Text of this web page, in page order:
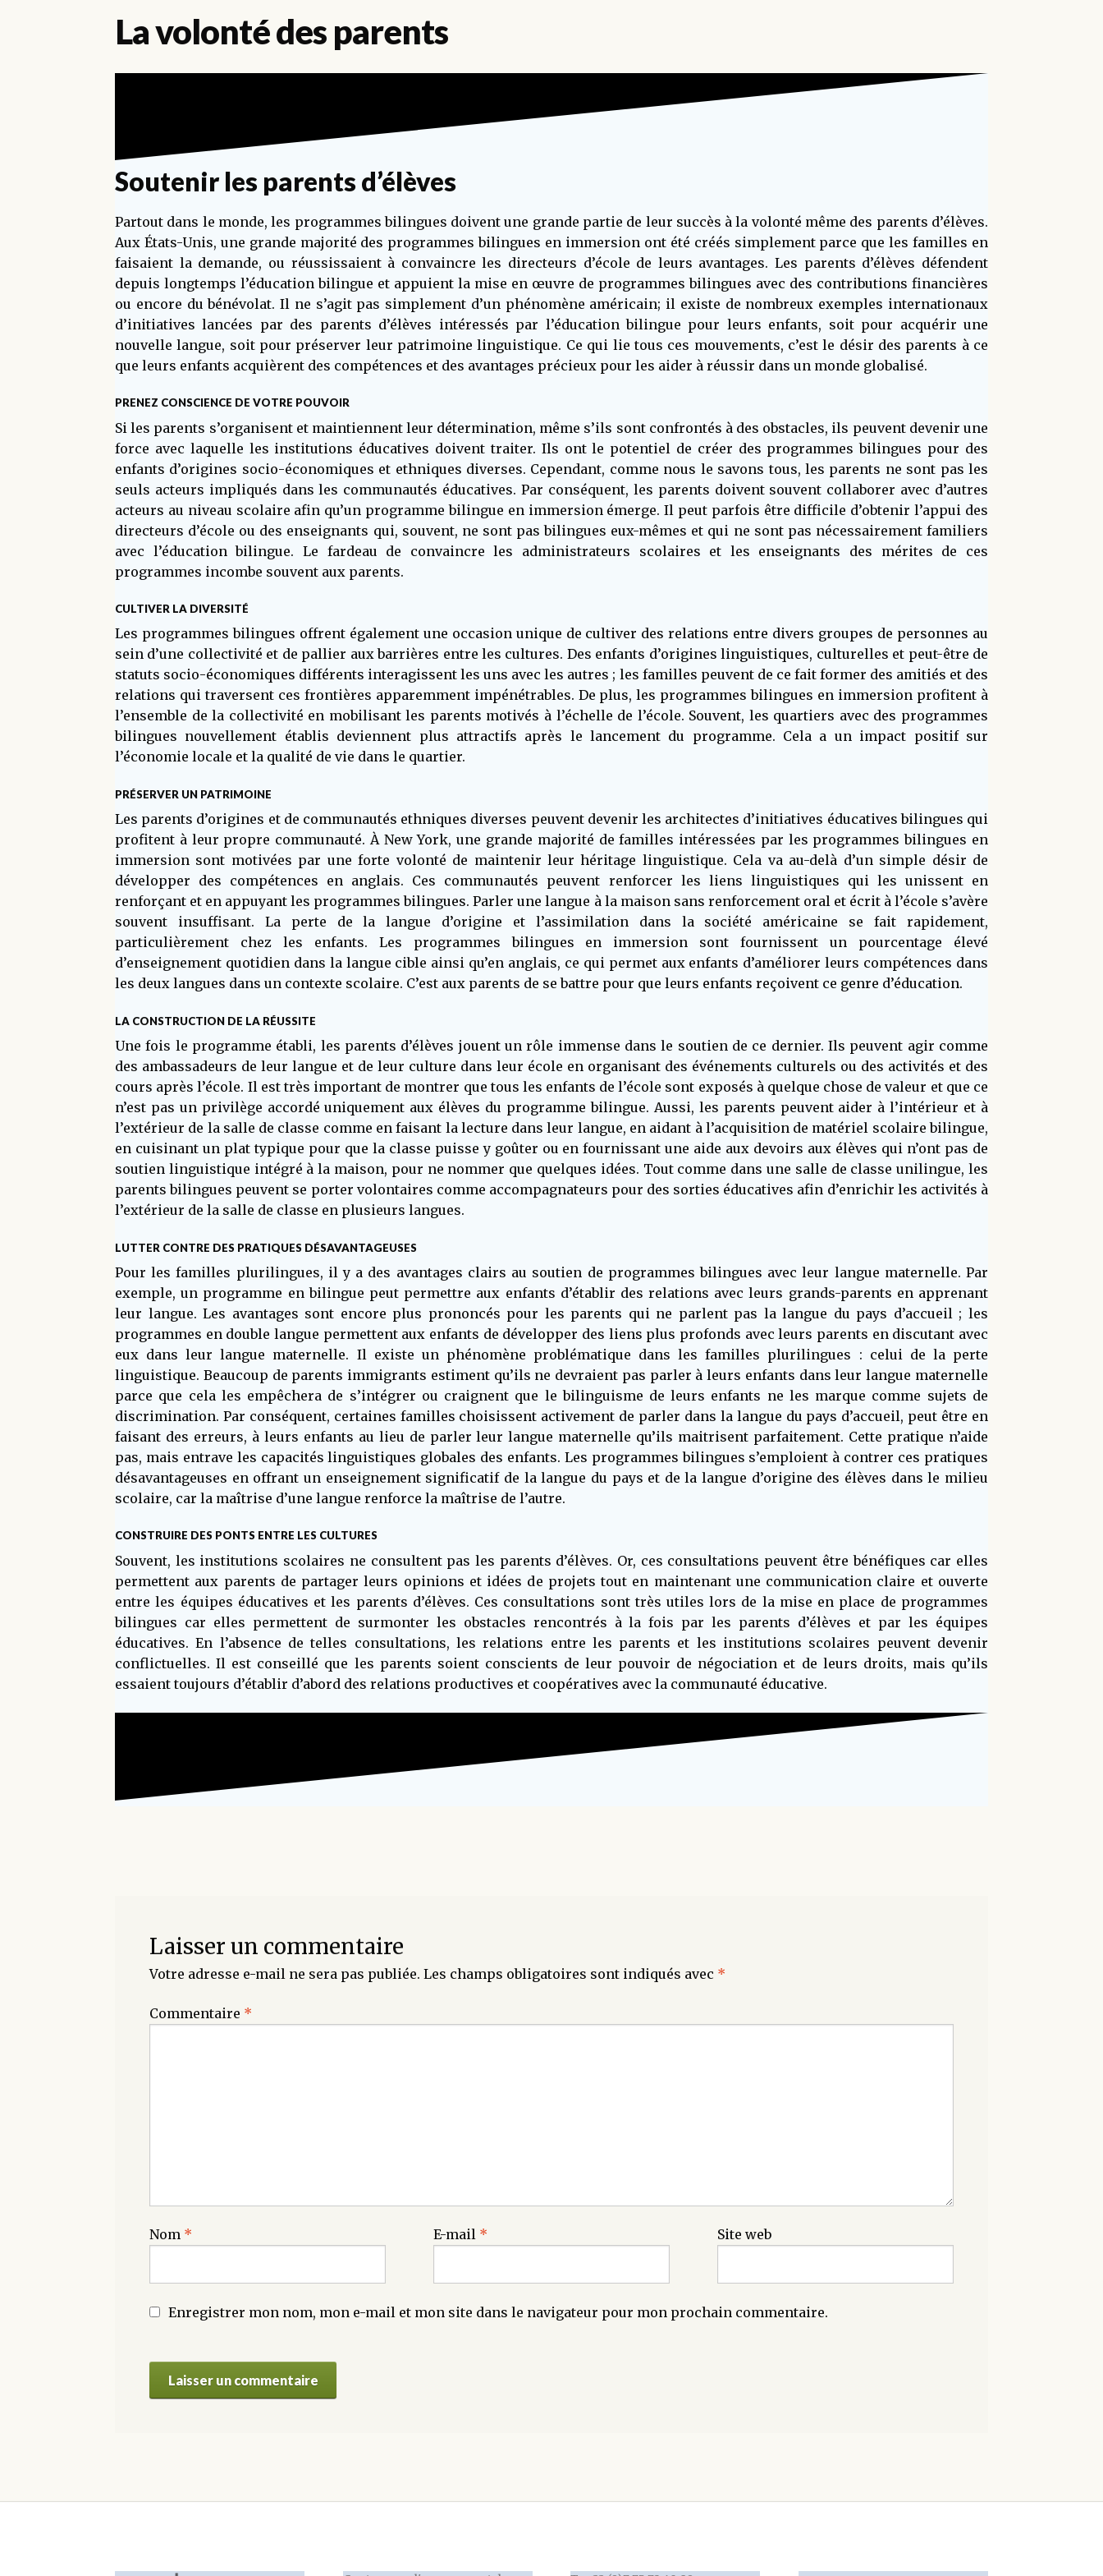
La volonté des parents
Soutenir les parents d’élèves
Partout dans le monde, les programmes bilingues doivent une grande partie de leur succès à la volonté même des parents d’élèves.
Aux États-Unis, une grande majorité des programmes bilingues en immersion ont été créés simplement parce que les familles en
faisaient la demande, ou réussissaient à convaincre les directeurs d’école de leurs avantages. Les parents d’élèves défendent
depuis longtemps l’éducation bilingue et appuient la mise en œuvre de programmes bilingues avec des contributions financières
ou encore du bénévolat. Il ne s’agit pas simplement d’un phénomène américain; il existe de nombreux exemples internationaux
d’initiatives lancées par des parents d’élèves intéressés par l’éducation bilingue pour leurs enfants, soit pour acquérir une
nouvelle langue, soit pour préserver leur patrimoine linguistique. Ce qui lie tous ces mouvements, c’est le désir des parents à ce
que leurs enfants acquièrent des compétences et des avantages précieux pour les aider à réussir dans un monde globalisé.
PRENEZ CONSCIENCE DE VOTRE POUVOIR
Si les parents s’organisent et maintiennent leur détermination, même s’ils sont confrontés à des obstacles, ils peuvent devenir une
force avec laquelle les institutions éducatives doivent traiter. Ils ont le potentiel de créer des programmes bilingues pour des
enfants d’origines socio-économiques et ethniques diverses. Cependant, comme nous le savons tous, les parents ne sont pas les
seuls acteurs impliqués dans les communautés éducatives. Par conséquent, les parents doivent souvent collaborer avec d’autres
acteurs au niveau scolaire afin qu’un programme bilingue en immersion émerge. Il peut parfois être difficile d’obtenir l’appui des
directeurs d’école ou des enseignants qui, souvent, ne sont pas bilingues eux-mêmes et qui ne sont pas nécessairement familiers
avec l’éducation bilingue. Le fardeau de convaincre les administrateurs scolaires et les enseignants des mérites de ces
programmes incombe souvent aux parents.
CULTIVER LA DIVERSITÉ
Les programmes bilingues offrent également une occasion unique de cultiver des relations entre divers groupes de personnes au
sein d’une collectivité et de pallier aux barrières entre les cultures. Des enfants d’origines linguistiques, culturelles et peut-être de
statuts socio-économiques différents interagissent les uns avec les autres ; les familles peuvent de ce fait former des amitiés et des
relations qui traversent ces frontières apparemment impénétrables. De plus, les programmes bilingues en immersion profitent à
l’ensemble de la collectivité en mobilisant les parents motivés à l’échelle de l’école. Souvent, les quartiers avec des programmes
bilingues nouvellement établis deviennent plus attractifs après le lancement du programme. Cela a un impact positif sur
l’économie locale et la qualité de vie dans le quartier.
PRÉSERVER UN PATRIMOINE
Les parents d’origines et de communautés ethniques diverses peuvent devenir les architectes d’initiatives éducatives bilingues qui
profitent à leur propre communauté. À New York, une grande majorité de familles intéressées par les programmes bilingues en
immersion sont motivées par une forte volonté de maintenir leur héritage linguistique. Cela va au-delà d’un simple désir de
développer des compétences en anglais. Ces communautés peuvent renforcer les liens linguistiques qui les unissent en
renforçant et en appuyant les programmes bilingues. Parler une langue à la maison sans renforcement oral et écrit à l’école s’avère
souvent insuffisant. La perte de la langue d’origine et l’assimilation dans la société américaine se fait rapidement,
particulièrement chez les enfants. Les programmes bilingues en immersion sont fournissent un pourcentage élevé
d’enseignement quotidien dans la langue cible ainsi qu’en anglais, ce qui permet aux enfants d’améliorer leurs compétences dans
les deux langues dans un contexte scolaire. C’est aux parents de se battre pour que leurs enfants reçoivent ce genre d’éducation.
LA CONSTRUCTION DE LA RÉUSSITE
Une fois le programme établi, les parents d’élèves jouent un rôle immense dans le soutien de ce dernier. Ils peuvent agir comme
des ambassadeurs de leur langue et de leur culture dans leur école en organisant des événements culturels ou des activités et des
cours après l’école. Il est très important de montrer que tous les enfants de l’école sont exposés à quelque chose de valeur et que ce
n’est pas un privilège accordé uniquement aux élèves du programme bilingue. Aussi, les parents peuvent aider à l’intérieur et à
l’extérieur de la salle de classe comme en faisant la lecture dans leur langue, en aidant à l’acquisition de matériel scolaire bilingue,
en cuisinant un plat typique pour que la classe puisse y goûter ou en fournissant une aide aux devoirs aux élèves qui n’ont pas de
soutien linguistique intégré à la maison, pour ne nommer que quelques idées. Tout comme dans une salle de classe unilingue, les
parents bilingues peuvent se porter volontaires comme accompagnateurs pour des sorties éducatives afin d’enrichir les activités à
l’extérieur de la salle de classe en plusieurs langues.
LUTTER CONTRE DES PRATIQUES DÉSAVANTAGEUSES
Pour les familles plurilingues, il y a des avantages clairs au soutien de programmes bilingues avec leur langue maternelle. Par
exemple, un programme en bilingue peut permettre aux enfants d’établir des relations avec leurs grands-parents en apprenant
leur langue. Les avantages sont encore plus prononcés pour les parents qui ne parlent pas la langue du pays d’accueil ; les
programmes en double langue permettent aux enfants de développer des liens plus profonds avec leurs parents en discutant avec
eux dans leur langue maternelle. Il existe un phénomène problématique dans les familles plurilingues : celui de la perte
linguistique. Beaucoup de parents immigrants estiment qu’ils ne devraient pas parler à leurs enfants dans leur langue maternelle
parce que cela les empêchera de s’intégrer ou craignent que le bilinguisme de leurs enfants ne les marque comme sujets de
discrimination. Par conséquent, certaines familles choisissent activement de parler dans la langue du pays d’accueil, peut être en
faisant des erreurs, à leurs enfants au lieu de parler leur langue maternelle qu’ils maitrisent parfaitement. Cette pratique n’aide
pas, mais entrave les capacités linguistiques globales des enfants. Les programmes bilingues s’emploient à contrer ces pratiques
désavantageuses en offrant un enseignement significatif de la langue du pays et de la langue d’origine des élèves dans le milieu
scolaire, car la maîtrise d’une langue renforce la maîtrise de l’autre.
CONSTRUIRE DES PONTS ENTRE LES CULTURES
Souvent, les institutions scolaires ne consultent pas les parents d’élèves. Or, ces consultations peuvent être bénéfiques car elles
permettent aux parents de partager leurs opinions et idées de projets tout en maintenant une communication claire et ouverte
entre les équipes éducatives et les parents d’élèves. Ces consultations sont très utiles lors de la mise en place de programmes
bilingues car elles permettent de surmonter les obstacles rencontrés à la fois par les parents d’élèves et par les équipes
éducatives. En l’absence de telles consultations, les relations entre les parents et les institutions scolaires peuvent devenir
conflictuelles. Il est conseillé que les parents soient conscients de leur pouvoir de négociation et de leurs droits, mais qu’ils
essaient toujours d’établir d’abord des relations productives et coopératives avec la communauté éducative.
Laisser un commentaire
Votre adresse e-mail ne sera pas publiée. Les champs obligatoires sont indiqués avec *
Commentaire *
Nom * E-mail * Site web
Enregistrer mon nom, mon e-mail et mon site dans le navigateur pour mon prochain commentaire.